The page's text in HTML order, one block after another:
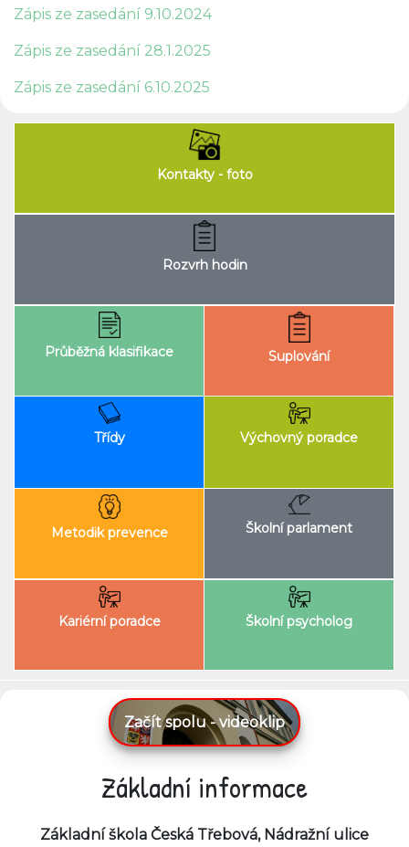
Kontakty - foto
Rozvrh hodin
Průběžná klasifikace Suplování
Třídy Výchovný poradce
Metodik prevence Školní parlament
Kariérní poradce Školní psycholog
Zápis ze zasedání 9.10.2024
Zápis ze zasedání 28.1.2025
Zápis ze zasedání 6.10.2025
Začít spolu - videoklip
Základní informace
Základní škola Česká Třebová, Nádražní ulice